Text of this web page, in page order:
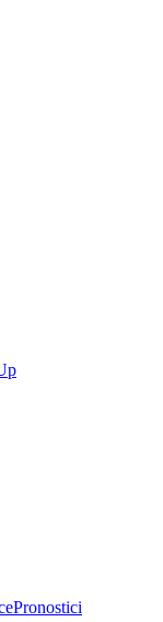
Pronostici